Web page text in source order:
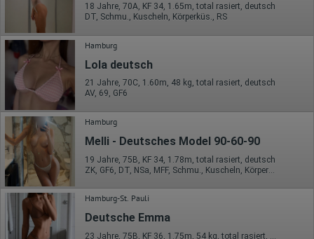
18 Jahre, 70A, KF 34, 1.65m, total rasiert, deutsch
DT, Schmu., Kuscheln, Körperküs., RS
Hamburg
Lola deutsch
21 Jahre, 70C, 1.60m, 48 kg, total rasiert, deutsch
AV, 69, GF6
Hamburg
Melli - Deutsches Model 90-60-90
19 Jahre, 75B, KF 34, 1.78m, total rasiert, deutsch
Hamburg-St. Pauli
Deutsche Emma
23 Jahre, 75B, KF 36, 1.75m, 54 kg, total rasiert, deutsch